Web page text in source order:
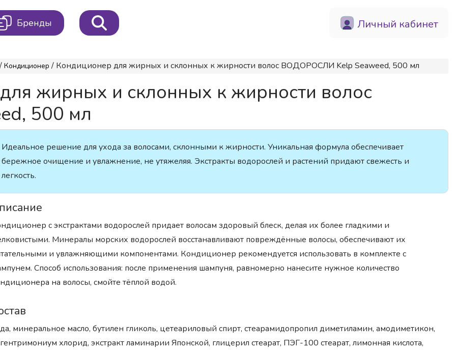
Бренды Личный кабинет
/ Кондиционер / Кондиционер для жирных и склонных к жирности волос ВОДОРОСЛИ Kelp Seaweed, 500 мл
жирных и склонных к жирности волос
500 мл
Идеальное решение для ухода за волосами, склонными к жирности. Уникальная формула обеспечивает
бережное очищение и увлажнение, не утяжеляя. Экстракты водорослей и растений придают свежесть и
легкость.
с экстрактами водорослей придает волосам здоровый блеск, делая их более гладкими и
Минералы морских водорослей восстанавливают повреждённые волосы, обеспечивают их
и увлажняющими компонентами. Кондиционер рекомендуется использовать в комплекте с
Способ использования: после применения шампуня, равномерно нанесите нужное количество
на волосы, смойте тёплой водой.
минеральное масло, бутилен гликоль, цетеариловый спирт, cтеарамидопропил диметиламин, амодиметикон,
хлорид, экстракт ламинарии Японской, глицерил стеарат, ПЭГ-100 стеарат, лимонная кислота,